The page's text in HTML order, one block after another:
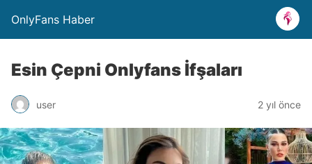
OnlyFans Haber
Esin Çepni Onlyfans İfşaları
user 2 yıl önce